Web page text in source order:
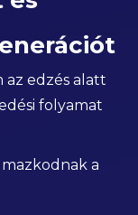
az edzés alatt
folyamat
a